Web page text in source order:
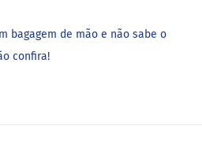
bagagem de mão e não sabe o
confira!